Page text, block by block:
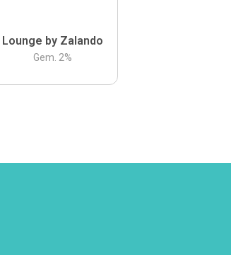
Lounge by Zalando
Gem. 2%